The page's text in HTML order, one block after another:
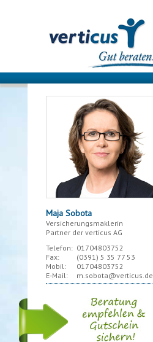
Maja Sobota
Versicherungsmaklerin
Partner der verticus AG
Telefon: 01704803752
Fax:
(0391) 5 35 77 53
Mobil:
01704803752
E-Mail:
m.sobota@verticus.de